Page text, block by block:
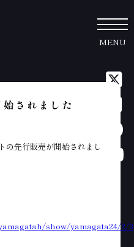
MENU
されました
の先行販売が開始されまし
show/yamagata24/2/3